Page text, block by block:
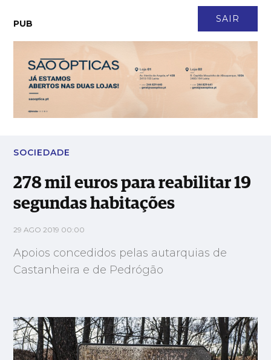
SAIR
PUB
278 mil euros para reabilitar 19 segundas habitações
SOCIEDADE
278 mil euros para reabilitar 19
segundas habitações
29 AGO 2019 00:00
Apoios concedidos pelas autarquias de
Castanheira e de Pedrógão